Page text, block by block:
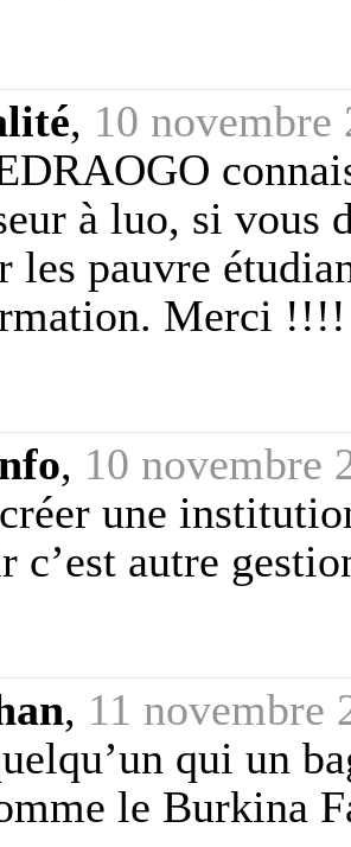
, 10 novembre
à luo, si vous
les pauvre
Merci !!!!
, 10 novembre
une
c’est autre
, 11 novembre
qui un
le Burkina